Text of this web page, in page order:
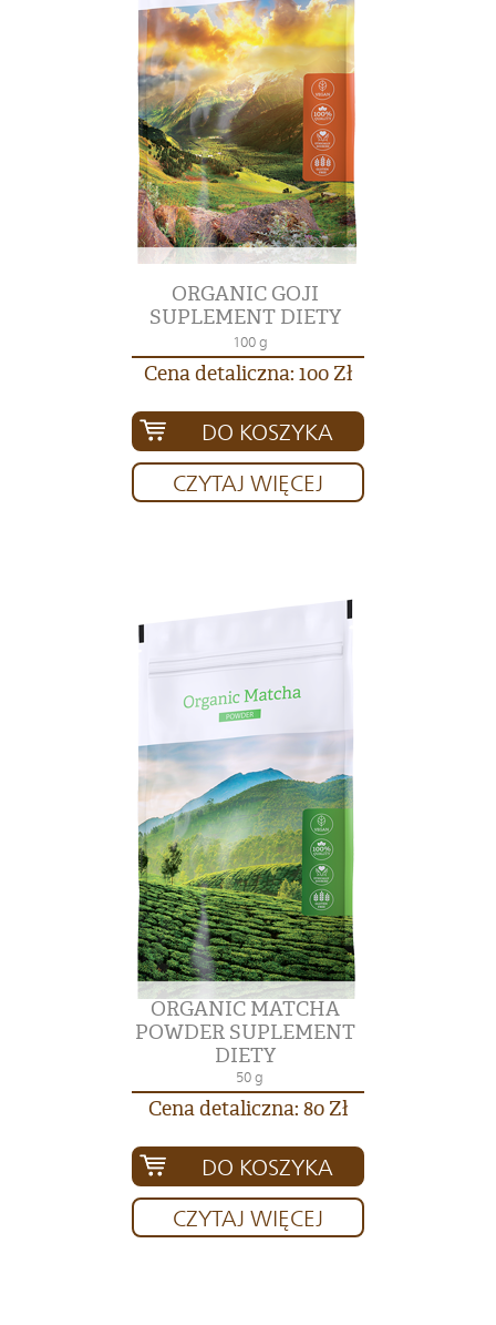
ORGANIC GOJI
SUPLEMENT DIETY
100 g
Cena detaliczna: 100 Zł
DO KOSZYKA
CZYTAJ WIĘCEJ
ORGANIC MATCHA
POWDER SUPLEMENT
DIETY
50 g
Cena detaliczna: 80 Zł
DO KOSZYKA
CZYTAJ WIĘCEJ